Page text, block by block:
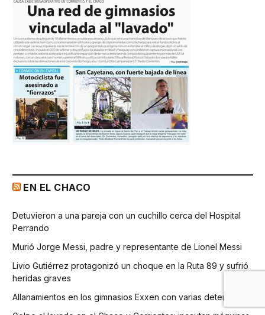
EN EL CHACO
Detuvieron a una pareja con un cuchillo cerca del Hospital
Perrando
Murió Jorge Messi, padre y representante de Lionel Messi
Livio Gutiérrez protagonizó un choque en la Ruta 89 y sufrió
heridas graves
Allanamientos en los gimnasios Exxen con varias detenciones